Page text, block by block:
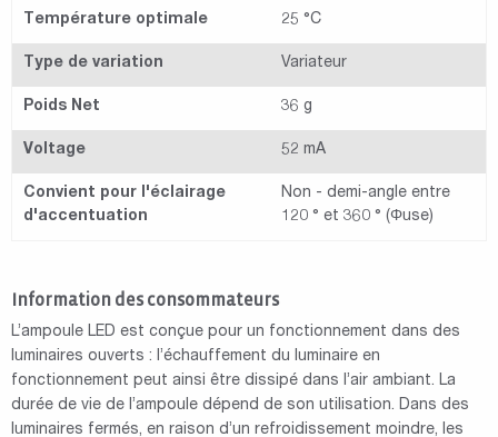
Température optimale 25 °C
Type de variation Variateur
Poids Net 36 g
Voltage 52 mA
Convient pour l'éclairage
d'accentuation
Non - demi-angle entre
120 ° et 360 ° (Φuse)
Information des consommateurs
L’ampoule LED est conçue pour un fonctionnement dans des
luminaires ouverts : l’échauffement du luminaire en
fonctionnement peut ainsi être dissipé dans l’air ambiant. La
durée de vie de l’ampoule dépend de son utilisation. Dans des
luminaires fermés, en raison d’un refroidissement moindre, les